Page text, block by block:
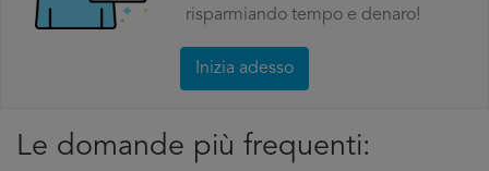
risparmiando tempo e denaro!
Inizia adesso
Le domande più frequenti: